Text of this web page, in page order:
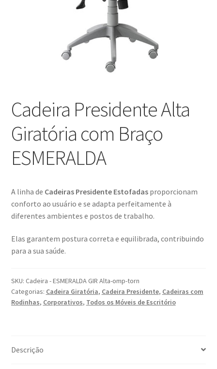
Granito
Home
Política de reembolso e devoluções
Quem Somos
Cadeira Presidente Alta
Giratória com Braço
ESMERALDA
A linha de Cadeiras Presidente Estofadas proporcionam
conforto ao usuário e se adapta perfeitamente à
diferentes ambientes e postos de trabalho.
Elas garantem postura correta e equilibrada, contribuindo
para a sua saúde.
SKU: Cadeira - ESMERALDA GIR Alta-omp-torn
Categorias: Cadeira Giratória, Cadeira Presidente, Cadeiras com
Rodinhas, Corporativos, Todos os Móveis de Escritório
Descrição